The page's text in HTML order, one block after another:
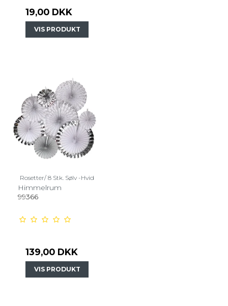
19,00 DKK
VIS PRODUKT
Rosetter/ 8 Stk. Sølv -Hvid
Himmelrum
99366
139,00 DKK
VIS PRODUKT